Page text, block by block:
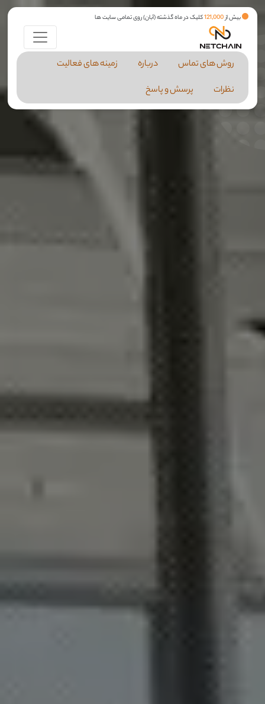
بیش از121,000کلیک در ماه گذشته (آبان) روی تمامی سایت ها
روش های تماس درباره
زمینه های فعالیت
نظرات
پرسش و پاسخ